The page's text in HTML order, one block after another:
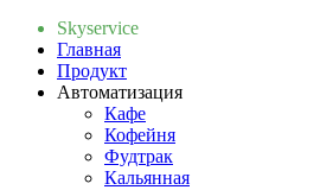
Skyservice
Главная
Продукт
Автоматизация
Кафе
Кофейня
Фудтрак
Кальянная